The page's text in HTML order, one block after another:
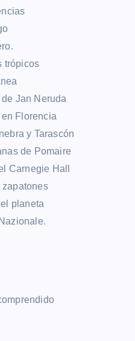
trópicos
Jan Neruda
Florencia
y Tarascón
de Pomaire
Carnegie Hall
zapatones
planeta